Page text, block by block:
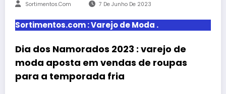
Sortimentos.com 7 De Junho De 2023
Sortimentos.com : Varejo de Moda .
Dia dos Namorados 2023 : varejo de
moda aposta em vendas de roupas
para a temporada fria